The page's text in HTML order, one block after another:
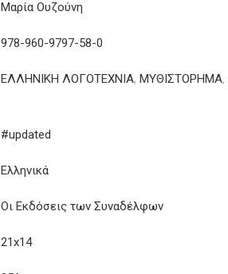
Μαρία Ουζούνη
978-960-9797-58-0
ΕΛΛΗΝΙΚΗ ΛΟΓΟΤΕΧΝΙΑ, ΜΥΘΙΣΤΟΡΗΜΑ,
#updated
Ελληνικά
Οι Εκδόσεις των Συναδέλφων
21x14